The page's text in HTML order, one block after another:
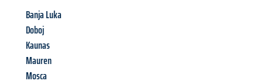
Banja Luka
Doboj
Kaunas
Mauren
Mosca